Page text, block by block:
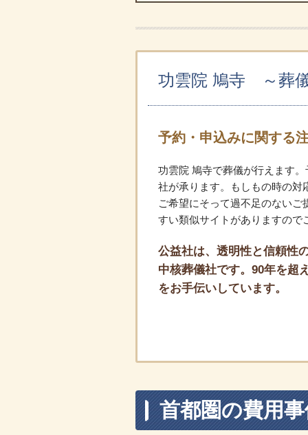
功雲院 鳩寺 ～葬
予約・申込みに関する
功雲院 鳩寺で葬儀が行えます
社が承ります。もしもの時の対
ご希望にそって過不足のない
すい類似サイトがありますので
公益社は、透明性と信頼性
中核葬儀社です。90年を超
をお手伝いしています。
首都圏の費用